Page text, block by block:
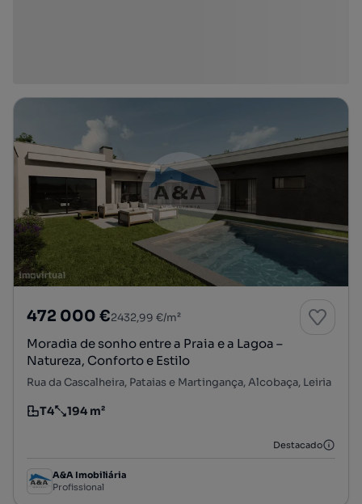
472 000 €2432,99 €/m²
Moradia de sonho entre a Praia e a Lagoa –
Natureza, Conforto e Estilo
Rua da Cascalheira, Pataias e Martingança, Alcobaça, Leiria
Tipologia
T4
Preço por metro quadrado
194 m²
Destacado
A&A Imobiliária
Profissional